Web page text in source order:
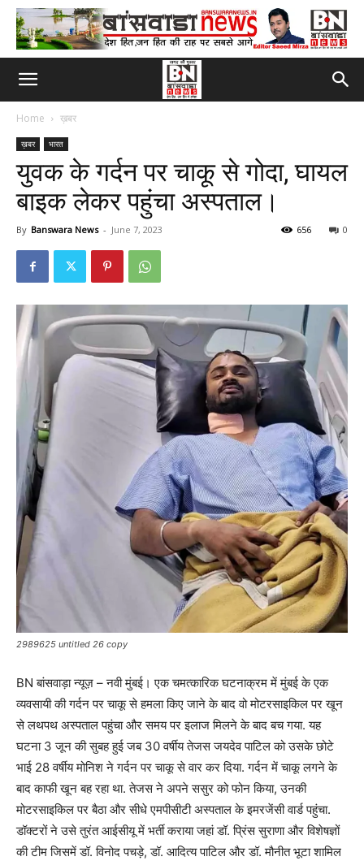
Home ख़बर
ख़बर भारत
युवक के गर्दन पर चाकू से गोदा, घायल
बाइक लेकर पहुंचा अस्पताल।
By Banswara News - June 7, 2023 0
656
2989625 untitled 26 copy
BN बांसवाड़ा न्यूज़ – नवी मुंबई। एक चमत्कारिक घटनाक्रम में मुंबई के एक
व्यवसायी की गर्दन पर चाकू से हमला किए जाने के बाद वो मोटरसाइकिल पर खून
से लथपथ अस्पताल पहुंचा और समय पर इलाज मिलने के बाद बच गया. यह
घटना 3 जून की सुबह हुई जब 30 वर्षीय तेजस जयदेव पाटिल को उसके छोटे
भाई 28 वर्षीय मोनिश ने गर्दन पर चाकू से वार कर दिया. गर्दन में चाकू लगने के
बाद काफी खून बह रहा था. तेजस ने अपने ससुर को फोन किया, उनकी
मोटरसाइकिल पर बैठा और सीधे एमपीसीटी अस्पताल के इमरजेंसी वार्ड पहुंचा.
डॉक्टरों ने उसे तुरंत आईसीयू में भर्ती कराया जहां डॉ. प्रिंस सुराणा और विशेषज्ञों
की टीम जिसमें डॉ. विनोद पचड़े, डॉ. आदित्य पाटिल और डॉ. मौनीत भूटा शामिल